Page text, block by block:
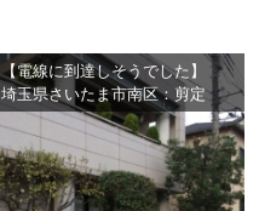
【電線に到達しそうでした】
埼玉県さいたま市南区：剪定